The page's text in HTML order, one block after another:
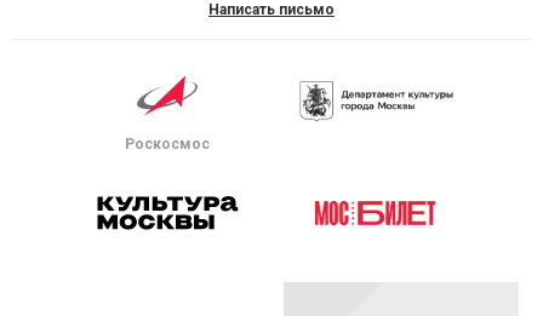
Написать письмо
Роскосмос